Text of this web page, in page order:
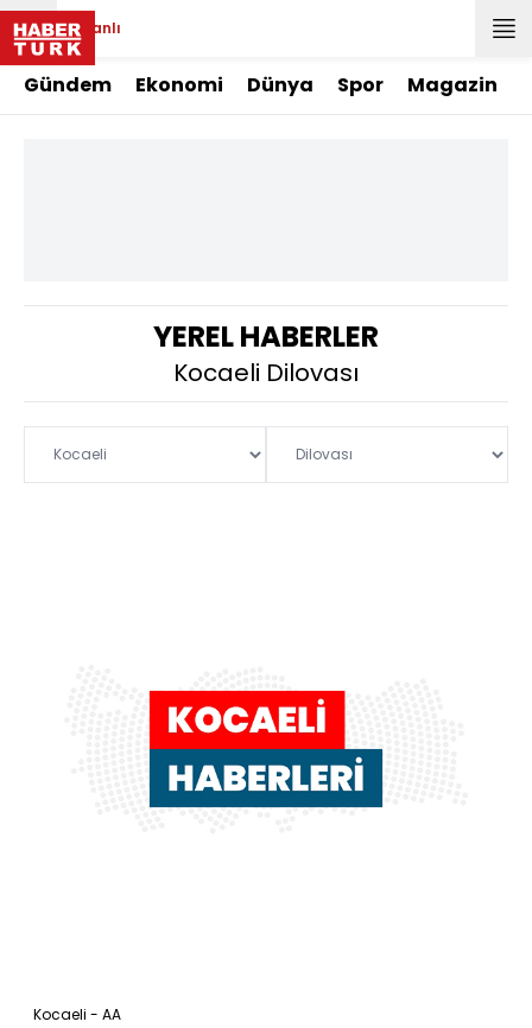
Canlı
Gündem Ekonomi Dünya Spor Magazin
YEREL HABERLER
Kocaeli Dilovası
Kocaeli - AA